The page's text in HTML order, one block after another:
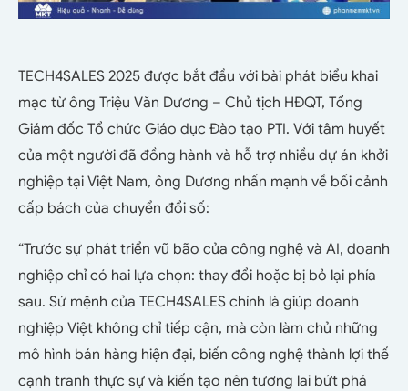
TECH4SALES 2025 được bắt đầu với bài phát biểu khai
mạc từ ông Triệu Văn Dương – Chủ tịch HĐQT, Tổng
Giám đốc Tổ chức Giáo dục Đào tạo PTI. Với tâm huyết
của một người đã đồng hành và hỗ trợ nhiều dự án khởi
nghiệp tại Việt Nam, ông Dương nhấn mạnh về bối cảnh
cấp bách của chuyển đổi số:
“Trước sự phát triển vũ bão của công nghệ và AI, doanh
nghiệp chỉ có hai lựa chọn: thay đổi hoặc bị bỏ lại phía
sau. Sứ mệnh của TECH4SALES chính là giúp doanh
nghiệp Việt không chỉ tiếp cận, mà còn làm chủ những
mô hình bán hàng hiện đại, biến công nghệ thành lợi thế
cạnh tranh thực sự và kiến tạo nên tương lai bứt phá